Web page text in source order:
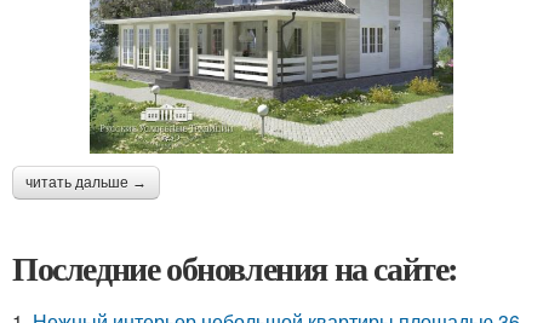
читать дальше →
Последние обновления на сайте: